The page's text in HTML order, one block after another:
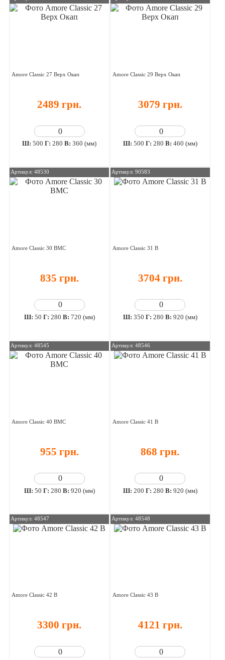
Amore Classic 27 Верх Окап
2489 грн.
Ш:500 Г:280 В:360 (мм)
Amore Classic 29 Верх Окап
3079 грн.
Ш: 500 Г: 280 В: 460 (мм)
Артикул: 48530
Amore Classic 30 ВМС
835 грн.
Ш: 50 Г: 280 В: 720 (мм)
Артикул: 90583
Amore Classic 31 В
3704 грн.
Ш: 350 Г: 280 В: 920 (мм)
Артикул: 48545
Amore Classic 40 ВМС
955 грн.
Ш: 50 Г: 280 В: 920 (мм)
Артикул: 48546
Amore Classic 41 В
868 грн.
Ш: 200 Г: 280 В: 920 (мм)
Артикул: 48547
Amore Classic 42 В
3300 грн.
Артикул: 48548
Amore Classic 43 В
4121 грн.